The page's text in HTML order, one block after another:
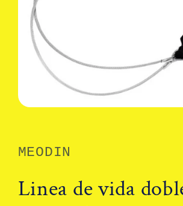
en
una
MEODIN
Linea de vida